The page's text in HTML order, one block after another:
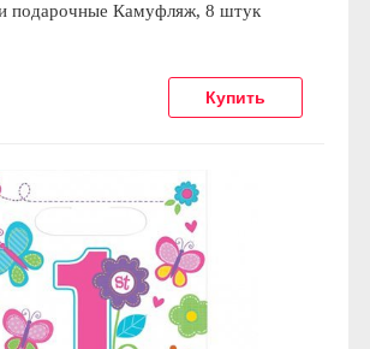
подарочные Камуфляж, 8 штук